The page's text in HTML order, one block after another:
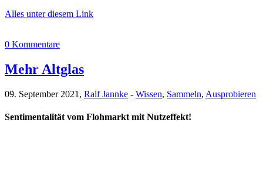
Alles unter diesem Link
0 Kommentare
Mehr Altglas
09. September 2021, Ralf Jannke - Wissen, Sammeln, Ausprobieren
Sentimentalität vom Flohmarkt mit Nutzeffekt!